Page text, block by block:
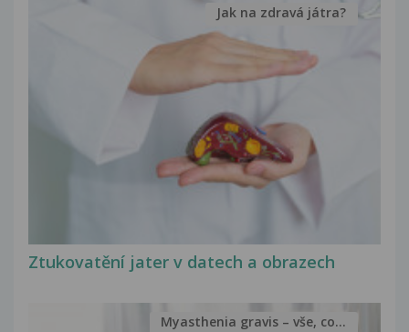
Ztukovatění jater v datech a obrazech
Jak na zdravá játra?
Myasthenia gravis – vše, co...